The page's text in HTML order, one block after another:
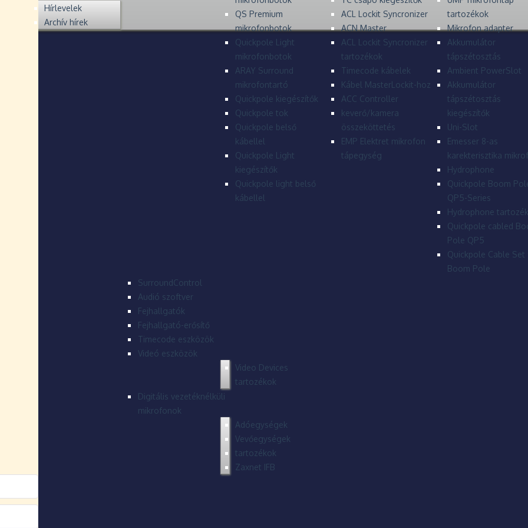
QS Premium
mikrofonbotok
Quickpole Light
mikrofonbotok
ARAY Surround
mikrofontartó
Quickpole kiegészítők
Quickpole tok
Quickpole belső
kábellel
Quickpole Light
kiegészítők
Quickpole light belső
kábellel
ACL Lockit Syncronizer
ACN Master
ACL Lockit Syncronizer
tartozékok
Timecode kábelek
Kábel MasterLockit-hoz
ACC Controller
keverő/kamera
összeköttetés
EMP Elektret mikrofon
tápegység
tartozékok
Mikrofon adapter
Akkumulátor
tápszétosztás
Ambient PowerSlot
Akkumulátor
tápszétosztás
kiegészítők
Uni-Slot
Emesser 8-as
karekterisztika
Hydrophone
Quickpole Boom
QP5-Series
Hydrophone
Quickpole cabled
Pole QP5
Quickpole Cable Set
Boom Pole
SurroundControl
Audió szoftver
Fejhallgatók
Fejhallgató-erősítő
Timecode eszközök
Videó eszközök
Video Devices
tartozékok
Digitális vezetéknélküli
mikrofonok
Adóegységek
Vevőegységek
tartozékok
Zaxnet IFB
Hírlevelek
Archív hírek